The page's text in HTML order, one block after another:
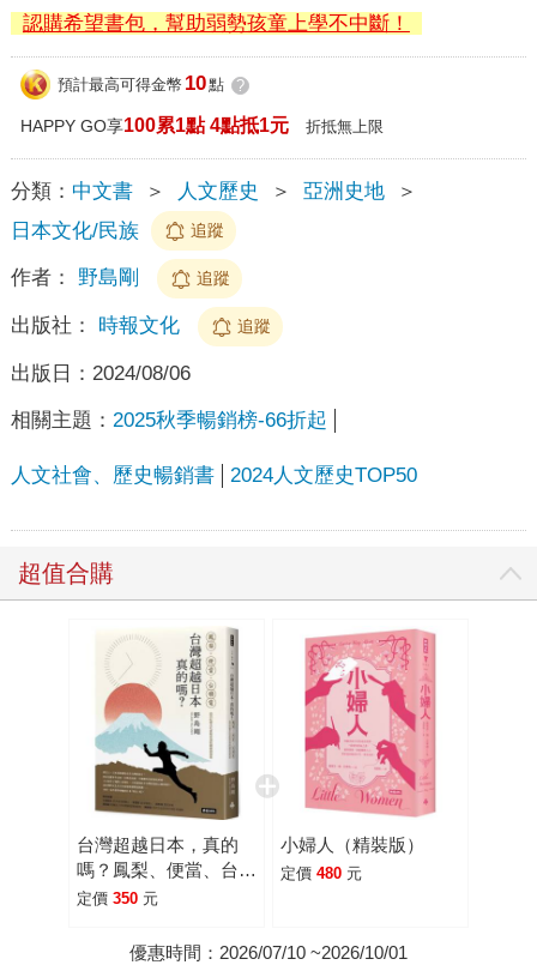
認購希望書包，幫助弱勢孩童上學不中斷！
預計最高可得金幣 10點 ?
HAPPY GO享100累1點 4點抵1元 折抵無上限
分類： 中文書 ＞ 人文歷史 ＞ 亞洲史地
＞
日本文化/民族
追蹤
作者： 野島剛 追蹤
出版社： 時報文化 追蹤
出版日： 2024/08/06
相關主題： 2025秋季暢銷榜-66折起
人文社會、歷史暢銷書 2024人文歷史TOP50
超值合購
台灣超越日本，真的
嗎？鳳梨、便當、台積
電，台日社會文化多樣
定價 350 元
小婦人（精裝版）
定價 480 元
優惠時間：2026/07/10 ~2026/10/01